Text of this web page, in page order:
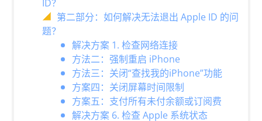
ID？
第二部分：如何解决无法退出 Apple ID 的问
题？
解决方案 1. 检查网络连接
方法二：强制重启 iPhone
方法三：关闭“查找我的iPhone”功能
方案四：关闭屏幕时间限制
方案五：支付所有未付余额或订阅费
解决方案 6. 检查 Apple 系统状态